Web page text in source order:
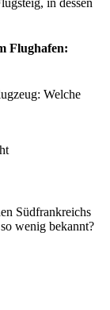
Flughafen:
Welche
Südfrankreichs
wenig bekannt?